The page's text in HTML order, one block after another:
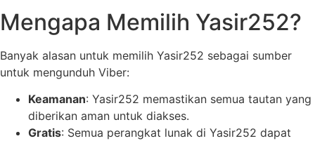
Mengapa Memilih Yasir252?
Banyak alasan untuk memilih Yasir252 sebagai sumber
untuk mengunduh Viber:
Keamanan: Yasir252 memastikan semua tautan yang
diberikan aman untuk diakses.
Gratis: Semua perangkat lunak di Yasir252 dapat